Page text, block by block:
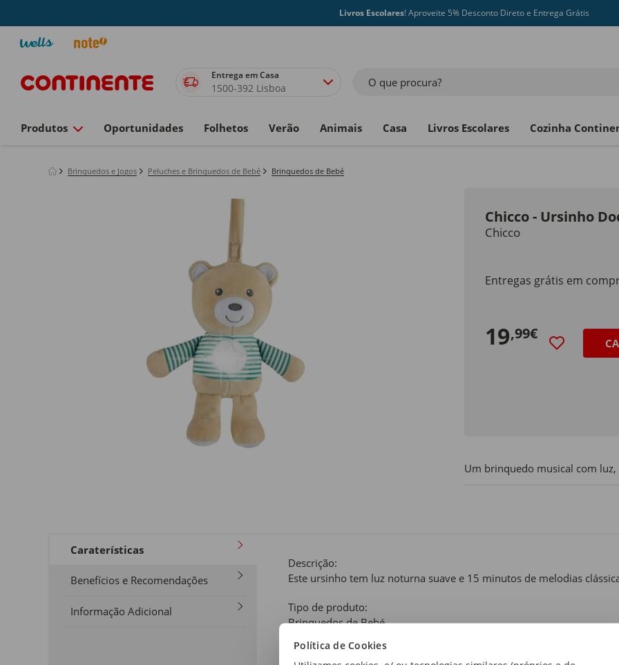
Política de Cookies
Livros Escolares! Aproveite 5% Desconto Direto e Entrega Grátis
Entrega em Casa
1500-392 Lisboa O que procura?
Produtos Oportunidades Folhetos Verão Animais Casa Livros Escolares Cozinha
Brinquedos e Jogos Peluches e Brinquedos de Bebé Brinquedos de Bebé
Chicco - Ursinho
Chicco
Entregas grátis em
19,99€
Um brinquedo musical com
Caraterísticas
Benefícios e Recomendações
Informação Adicional
Descrição:
Este ursinho tem luz noturna suave e 15 minutos de melodias
Tipo de produto:
Brinquedos de Bebé
Idade Recomendada: